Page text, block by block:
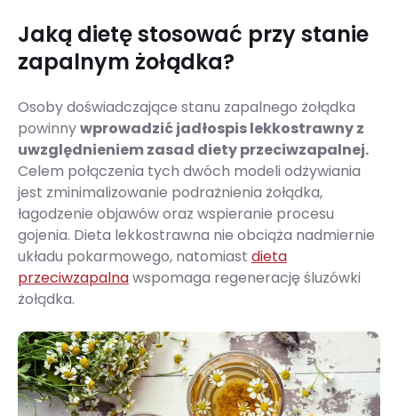
Jaką dietę stosować przy stanie
zapalnym żołądka?
Osoby doświadczające stanu zapalnego żołądka
powinnywprowadzić jadłospis lekkostrawny z
uwzględnieniem zasad diety przeciwzapalnej.
Celem połączenia tych dwóch modeli odżywiania
jest zminimalizowanie podrażnienia żołądka,
łagodzenie objawów oraz wspieranie procesu
gojenia. Dieta lekkostrawna nie obciąża nadmiernie
układu pokarmowego, natomiast dieta
przeciwzapalnawspomaga regenerację śluzówki
żołądka.